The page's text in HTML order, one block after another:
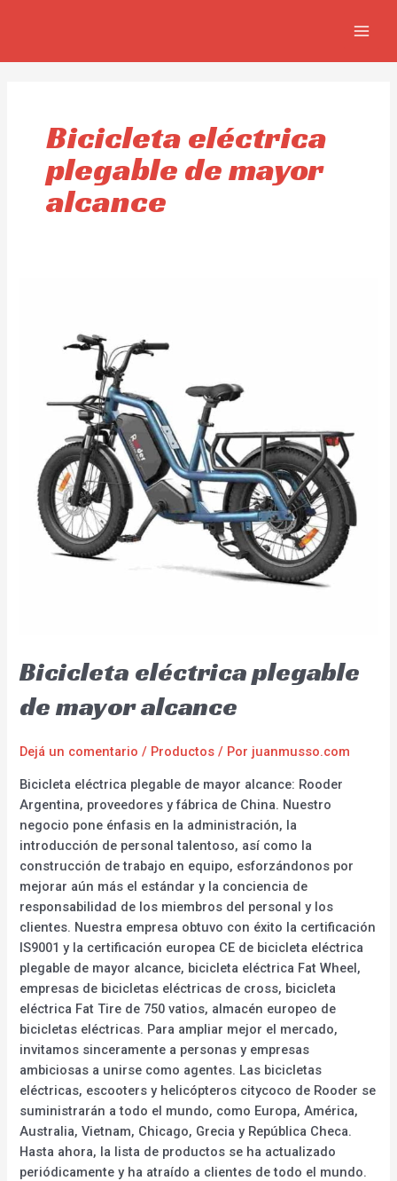
Bicicleta eléctrica
plegable de mayor
alcance
Bicicleta eléctrica plegable
de mayor alcance
Dejá un comentario / Productos / Por juanmusso.com
Bicicleta eléctrica plegable de mayor alcance: Rooder
Argentina, proveedores y fábrica de China. Nuestro
negocio pone énfasis en la administración, la
introducción de personal talentoso, así como la
construcción de trabajo en equipo, esforzándonos por
mejorar aún más el estándar y la conciencia de
responsabilidad de los miembros del personal y los
clientes. Nuestra empresa obtuvo con éxito la certificación
IS9001 y la certificación europea CE de bicicleta eléctrica
plegable de mayor alcance, bicicleta eléctrica Fat Wheel,
empresas de bicicletas eléctricas de cross, bicicleta
eléctrica Fat Tire de 750 vatios, almacén europeo de
bicicletas eléctricas. Para ampliar mejor el mercado,
invitamos sinceramente a personas y empresas
ambiciosas a unirse como agentes. Las bicicletas
eléctricas, escooters y helicópteros citycoco de Rooder se
suministrarán a todo el mundo, como Europa, América,
Australia, Vietnam, Chicago, Grecia y República Checa.
Hasta ahora, la lista de productos se ha actualizado
periódicamente y ha atraído a clientes de todo el mundo.